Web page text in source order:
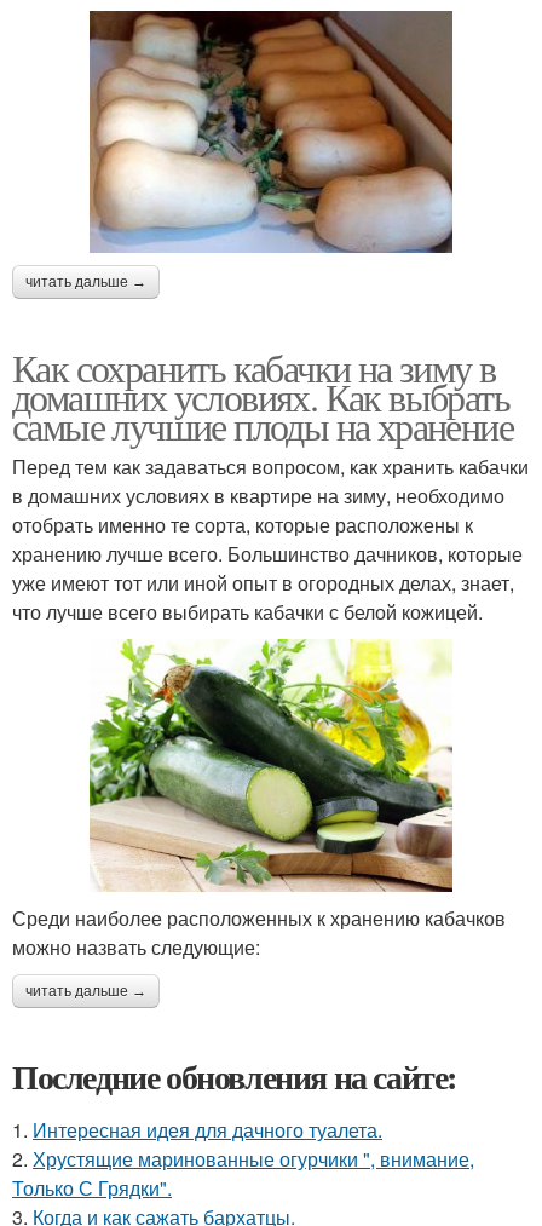
читать дальше →
Как сохранить кабачки на зиму в
домашних условиях. Как выбрать
самые лучшие плоды на хранение
Перед тем как задаваться вопросом, как хранить кабачки
в домашних условиях в квартире на зиму, необходимо
отобрать именно те сорта, которые расположены к
хранению лучше всего. Большинство дачников, которые
уже имеют тот или иной опыт в огородных делах, знает,
что лучше всего выбирать кабачки с белой кожицей.
Среди наиболее расположенных к хранению кабачков
можно назвать следующие:
читать дальше →
Последние обновления на сайте:
1. Интересная идея для дачного туалета.
2. Хрустящие маринованные огурчики ", внимание,
Только С Грядки".
3. Когда и как сажать бархатцы.